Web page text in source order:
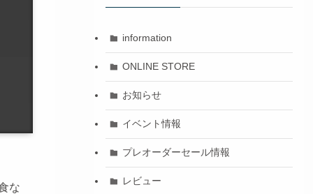
な
information
ONLINE STORE
お知らせ
イベント情報
プレオーダーセール情報
レビュー